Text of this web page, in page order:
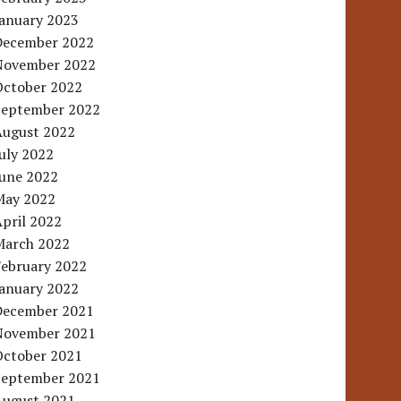
2023
2022
2022
2022
2022
2022
2022
2022
2022
2022
2022
2022
2022
2021
2021
2021
2021